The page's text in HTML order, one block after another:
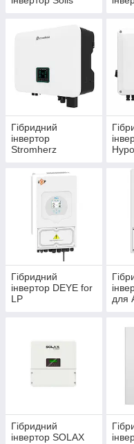
Гібридний
інвертор
Stromherz
Гібридний
інвертор DEYE for
LP
для
Гібридний
інвертор SOLAX